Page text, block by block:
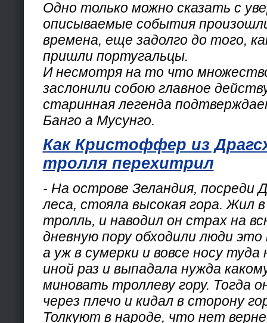
Одно только можно сказать с
описываемые события
времена, еще задолго до того,
пришли португальцы.
И несмотря на то что
заслонили собою главное
старинная легенда
Банго а Мусунго.
Как Кристоффер из
тролля перехитрил
- На острове Зеландия, посреди
леса, стояла высокая гора. Жил
тролль, и наводил он страх на
дневную пору обходили люди
а уж в сумерки и вовсе носу туда
иной раз и выпадала нужда
миновать троллеву гору. Тогда
через плечо и кидал в сторону
Толкуют в народе, что нет